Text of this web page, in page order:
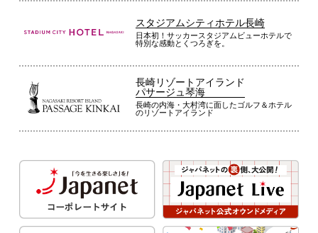
スタジアムシティホテル長崎
日本初！サッカースタジアムビューホテルで
特別な感動とくつろぎを。
長崎リゾートアイランド
パサージュ琴海
長崎の内海・大村湾に面したゴルフ＆ホテル
のリゾートアイランド